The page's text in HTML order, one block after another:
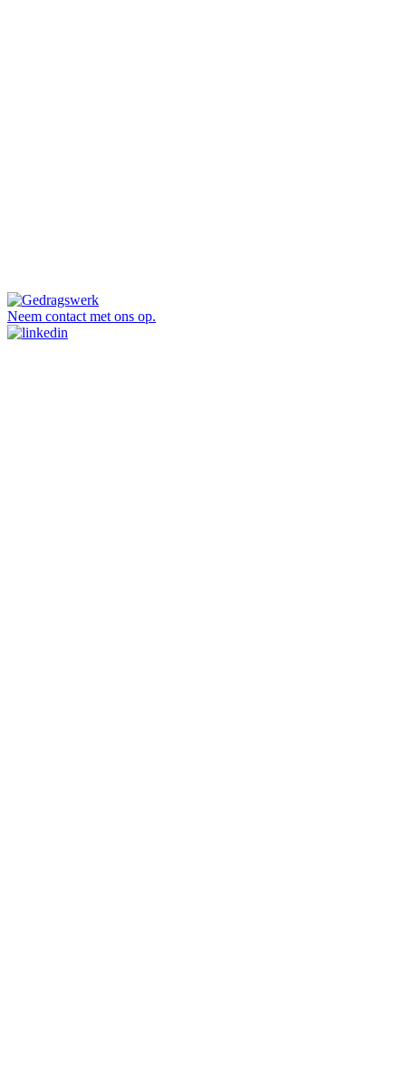
Neem contact met ons op.